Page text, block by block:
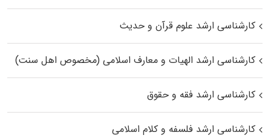
کارشناسی ارشد علوم قرآن و حدیث
کارشناسی ارشد الهیات و معارف اسلامی (مخصوص اهل سنت)
کارشناسی ارشد فقه و حقوق
کارشناسی ارشد فلسفه و کلام اسلامی